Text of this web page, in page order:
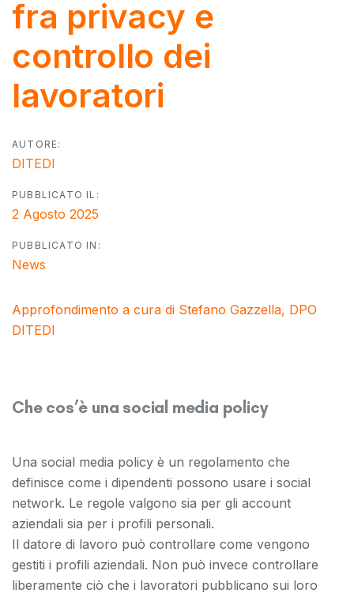
fra privacy e
controllo dei
lavoratori
AUTORE:
DITEDI
PUBBLICATO IL:
2 Agosto 2025
PUBBLICATO IN:
News
Approfondimento a cura di Stefano Gazzella, DPO
DITEDI
Che cos’è una social media policy
Una social media policy è un regolamento che
definisce come i dipendenti possono usare i social
network. Le regole valgono sia per gli account
aziendali sia per i profili personali.
Il datore di lavoro può controllare come vengono
gestiti i profili aziendali. Non può invece controllare
liberamente ciò che i lavoratori pubblicano sui loro